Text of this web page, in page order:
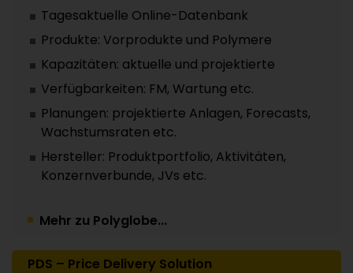
Tagesaktuelle Online-Datenbank
Produkte: Vorprodukte und Polymere
Kapazitäten: aktuelle und projektierte
Verfügbarkeiten: FM, Wartung etc.
Planungen: projektierte Anlagen, Forecasts,
Wachstumsraten etc.
Hersteller: Produktportfolio, Aktivitäten,
Konzernverbunde, JVs etc.
Mehr zu Polyglobe...
PDS – Price Delivery Solution